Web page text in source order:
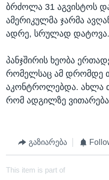
ბრძოლა 31 აგვისტოს
ამერიკულმა ჯარმა
ადრე, სრულად დატოვა.
პანჯშირის ხეობა
რომელსაც ამ დრომდე
აკონტროლებდა. ახლა
რომ ადგილზე
გაზიარება
This item is part of